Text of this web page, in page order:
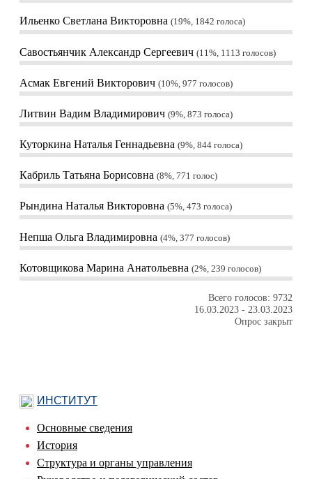
Ильенко Светлана Викторовна 19%, 1842 голоса
Савостьянчик Александр Сергеевич 11%, 1113 голосов
Асмак Евгений Викторович 10%, 977 голосов
Литвин Вадим Владимирович 9%, 873 голоса
Куторкина Наталья Геннадьевна 9%, 844 голоса
Кабриль Татьяна Борисовна 8%, 771 голос
Рындина Наталья Викторовна 5%, 473 голоса
Непша Ольга Владимировна 4%, 377 голосов
Котовщикова Марина Анатольевна 2%, 239 голосов
Всего голосов: 9732
16.03.2023 - 23.03.2023
Опрос закрыт
ИНСТИТУТ
Основные сведения
История
Структура и органы управления